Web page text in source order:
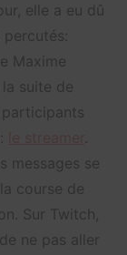
elle a eu dû
Maxime
suite de
messages se
course de
Sur Twitch,
ne pas aller